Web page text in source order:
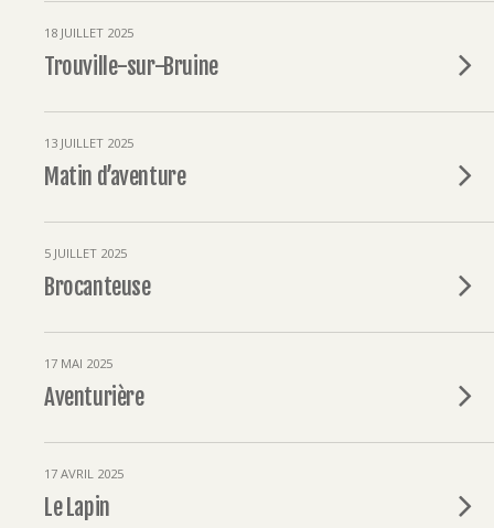
18 JUILLET 2025
Trouville-sur-Bruine
13 JUILLET 2025
Matin d’aventure
5 JUILLET 2025
Brocanteuse
17 MAI 2025
Aventurière
17 AVRIL 2025
Le Lapin